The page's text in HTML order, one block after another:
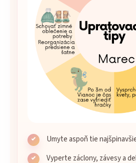
Umyte aspoň tie
Vyperte záclony, závesy a